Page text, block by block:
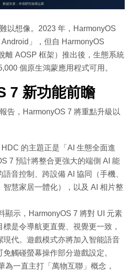
以想像。2023 年，HarmonyOS
」，但自 HarmonyOS
離 AOSP 框架）推出後，生態系統
個原生鴻蒙應用程式可用。
7 新功能前瞻
告，HarmonyOS 7 將重點升級以
的主題正是「AI 生態全面進
7 預計將整合更強大的端側 AI 能
音控制、跨設備 AI 協同（手機、
智慧家居一體化），以及 AI 相片整
顯示，HarmonyOS 7 將對 UI 元素
是令導航更直覺、視覺更一致，
現代。遊戲模式亦將加入智能語音
觸碰螢幕操作部分遊戲設定。
為一直主打「萬物互聯」概念，